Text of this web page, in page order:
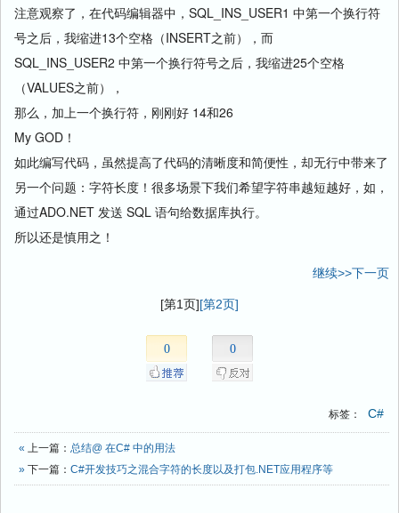
注意观察了，在代码编辑器中，SQL_INS_USER1 中第一个换行符
号之后，我缩进13个空格（INSERT之前），而
SQL_INS_USER2 中第一个换行符号之后，我缩进25个空格
（VALUES之前），
那么，加上一个换行符，刚刚好 14和26
My GOD！
如此编写代码，虽然提高了代码的清晰度和简便性，却无行中带来了
另一个问题：字符长度！很多场景下我们希望字符串越短越好，如，
通过ADO.NET 发送 SQL 语句给数据库执行。
所以还是慎用之！
继续>>下一页
[第1页][第2页]
0 0
标签： C#
« 上一篇： 总结@ 在C# 中的用法
» 下一篇： C#开发技巧之混合字符的长度以及打包.NET应用程序等